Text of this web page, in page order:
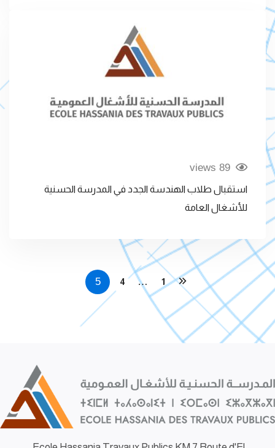
89 views
استقبال طلاب الهندسة الجدد في المدرسة الحسنية
للأشغال العامة
1
…
4
5